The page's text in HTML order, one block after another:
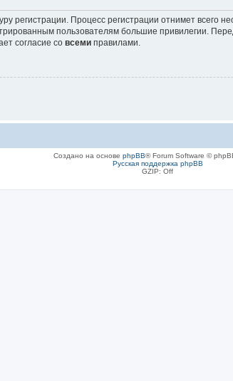
регистрации. Процесс регистрации отнимет всего
пользователям большие привилегии.
согласие со всеми правилами.
Создано на основе phpBB® Forum Software ©
Русская поддержка phpBB
GZIP: Off